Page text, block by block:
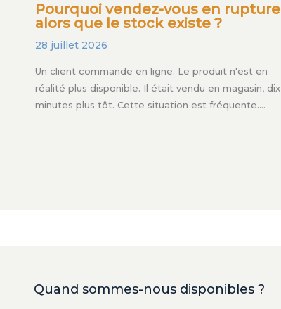
Pourquoi vendez-vous en rupture
alors que le stock existe ?
28 juillet 2026
Un client commande en ligne. Le produit n'est en
réalité plus disponible. Il était vendu en magasin, dix
minutes plus tôt. Cette situation est fréquente.…
Quand sommes-nous disponibles ?